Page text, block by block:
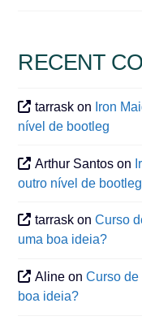
RECENT
tarrask on Iron
nível de bootleg
Arthur Santos on
outro nível de bootleg
tarrask onCurso
uma boa ideia?
Aline onCurso de
boa ideia?